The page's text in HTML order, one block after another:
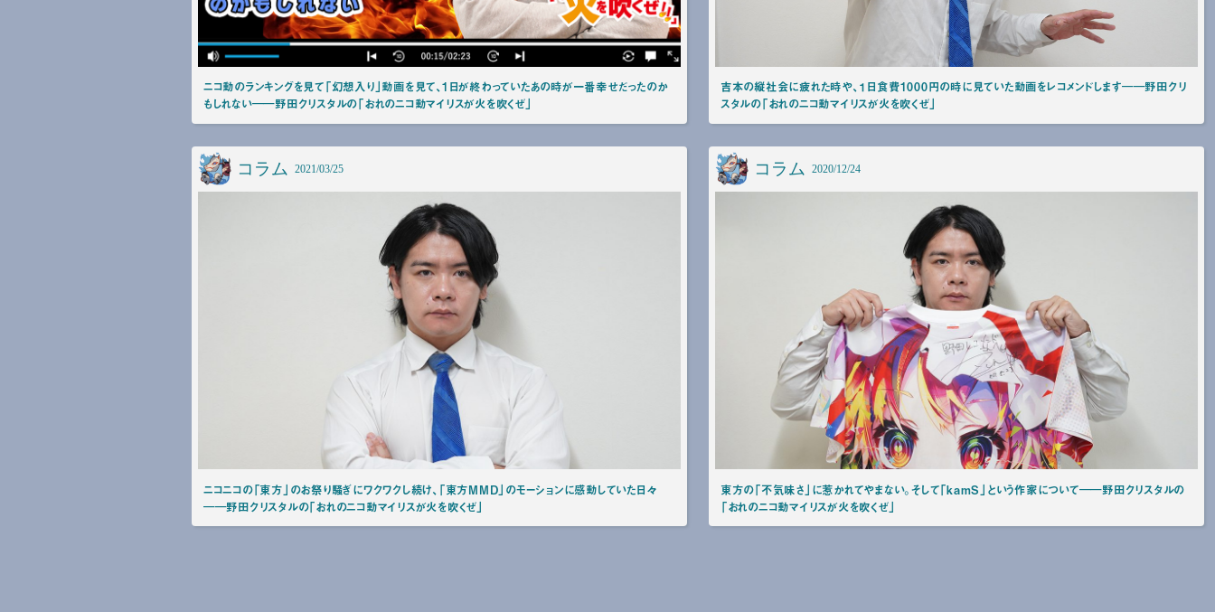
ニコ動のランキングを見て「幻想入り」動画を見て、1日が終わっていたあの時が一番幸せだったのか
もしれない――野田クリスタルの「おれのニコ動マイリスが火を吹くぜ」
吉本の縦社会に疲れた時や、１日食費1000円の時に見ていた動画をレコメンドします――野田クリ
スタルの「おれのニコ動マイリスが火を吹くぜ」
コラム 2021/03/25
ニコニコの「東方」のお祭り騒ぎにワクワクし続け、「東方MMD」のモーションに感動していた日々
――野田クリスタルの「おれのニコ動マイリスが火を吹くぜ」
コラム 2020/12/24
東方の「不気味さ」に惹かれてやまない。そして「kamS」という作家について――野田クリスタルの
「おれのニコ動マイリスが火を吹くぜ」